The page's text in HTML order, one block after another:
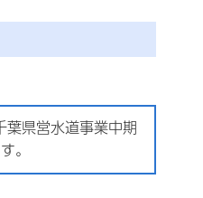
県営水道事業中期
。